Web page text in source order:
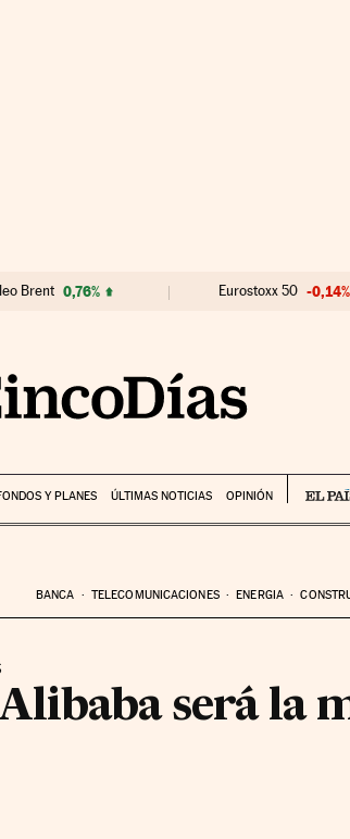
Brent 0,76% Eurostoxx 50 -0,14%
Y PLANES ÚLTIMAS NOTICIAS OPINIÓN
BANCA TELECOMUNICACIONES ENERGIA
será la